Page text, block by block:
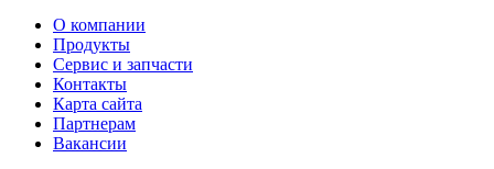
О компании
Продукты
Сервис и запчасти
Контакты
Карта сайта
Партнерам
Вакансии